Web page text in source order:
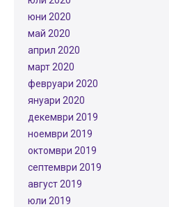
юни 2020
май 2020
април 2020
март 2020
февруари 2020
януари 2020
декември 2019
ноември 2019
октомври 2019
септември 2019
август 2019
юли 2019